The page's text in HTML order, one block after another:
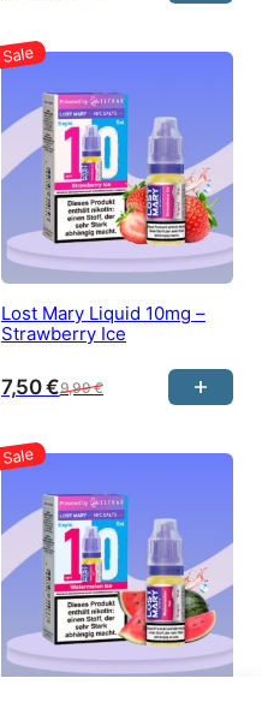
Lost Mary Liquid 10mg –
Strawberry Ice
9,99€
7,50€